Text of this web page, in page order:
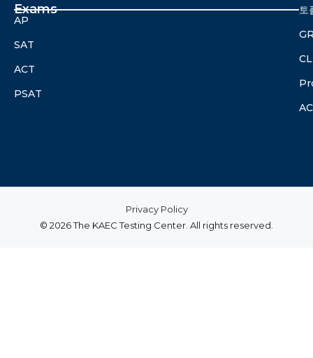
Exams
AP
SAT
ACT
PSAT
토
Privacy Policy
© 2026 The KAEC Testing Center. All rights reserved.